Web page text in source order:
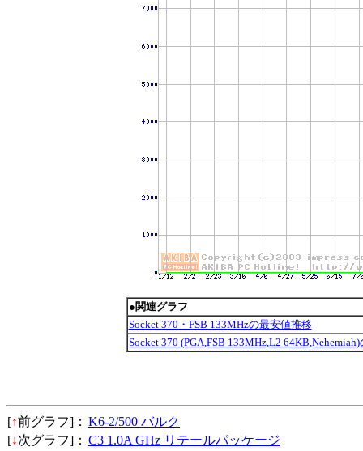
●関連グラフ
Socket 370・FSB 133MHzの最安値推移
Socket 370 (PGA,FSB 133MHz,L2
[↑前グラフ]： K6-2/500 バルク
[↓次グラフ]： C3 1.0A GHz リテールパッケージ